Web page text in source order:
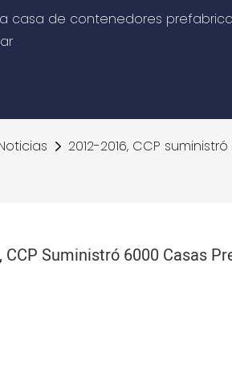
casa de contenedores
2012-2016, CCP
CCP Suministró 6000 Casas